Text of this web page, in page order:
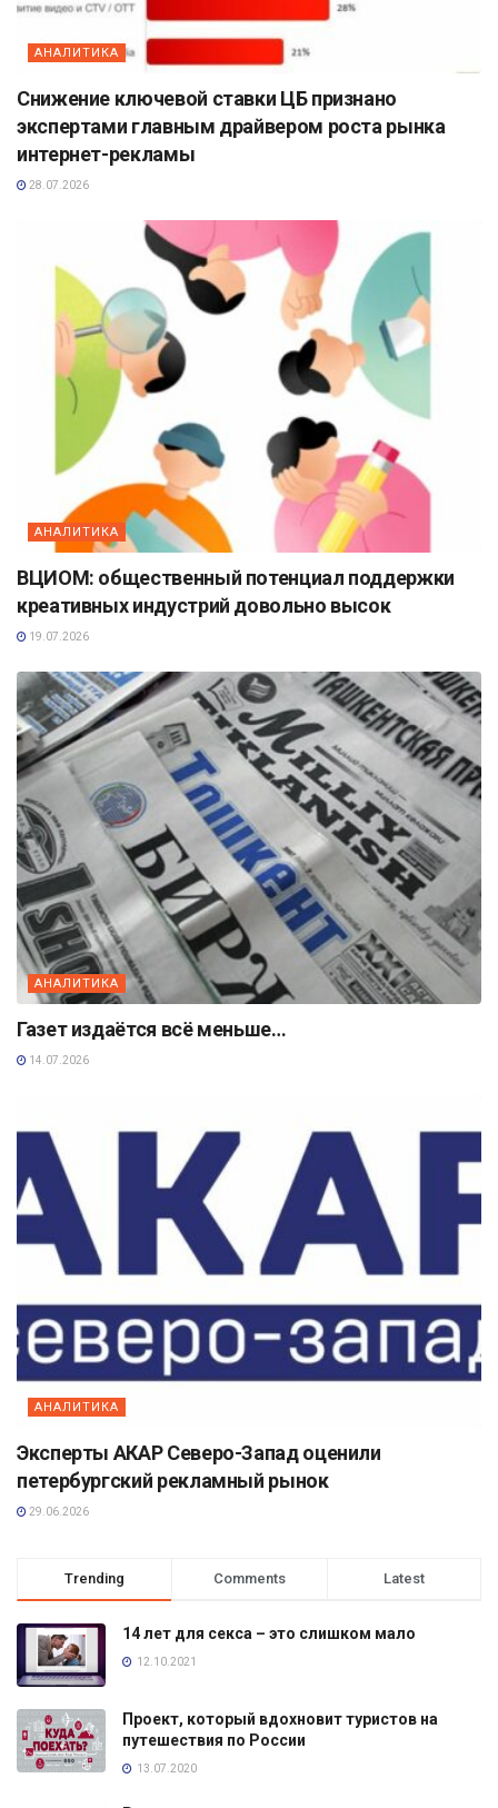
АНАЛИТИКА
Снижение ключевой ставки ЦБ признано
экспертами главным драйвером роста рынка
интернет-рекламы
28.07.2026
АНАЛИТИКА
ВЦИОМ: общественный потенциал поддержки
креативных индустрий довольно высок
19.07.2026
АНАЛИТИКА
Газет издаётся всё меньше…
14.07.2026
АНАЛИТИКА
Эксперты АКАР Северо-Запад оценили
петербургский рекламный рынок
29.06.2026
Trending Comments Latest
14 лет для секса – это слишком мало
12.10.2021
Проект, который вдохновит туристов на
путешествия по России
13.07.2020